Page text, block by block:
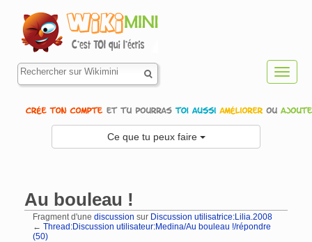
Ce que tu peux faire
Au bouleau !
Fragment d'une discussion sur Discussion utilisatrice:Lilia.2008
← Thread:Discussion utilisateur:Medina/Au bouleau !/répondre
(50)